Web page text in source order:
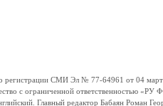
СМИ Эл № 77-64961 от 04
с ограниченной ответственностью
Главный редактор Бабаян Роман